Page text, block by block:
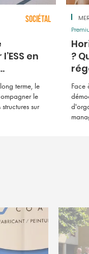
en
terme, le
le
sur
SOCIÉTAL
?
Face